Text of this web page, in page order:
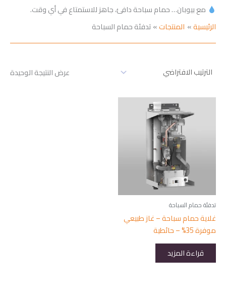
مع بيوبان… حمام سباحة دافئ، جاهز للاستمتاع في أي وقت.
الرئيسية
المنتجات تدفئة حمام السباحة
عرض النتيجة الوحيدة
تدفئة حمام السباحة
غلاية حمام سباحة – غاز طبيعي
موفرة 35% – حائطية
قراءة المزيد